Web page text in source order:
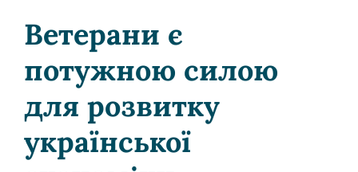
Ветерани є
потужною силою
для розвитку
української